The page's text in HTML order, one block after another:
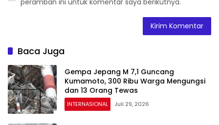
Baca Juga
Gempa Jepang M 7,1 Guncang
Kumamoto, 300 Ribu Warga Mengungsi
dan 13 Orang Tewas
INTERNASIONAL Juli 29, 2026